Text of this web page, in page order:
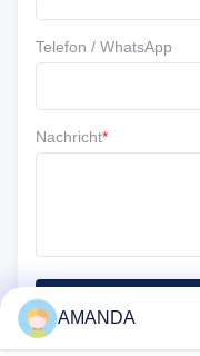
Telefon / WhatsApp
Nachricht*
AMANDA